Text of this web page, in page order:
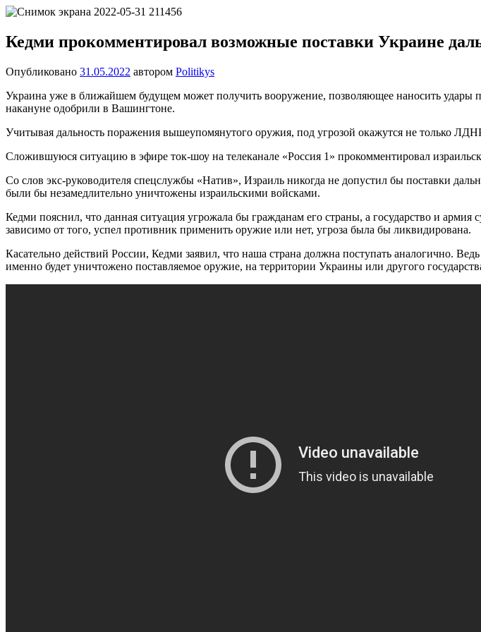
Перейти
содержимому
один
сайт
WordPress
Кедми прокомментировал возможные поставки Украине
Опубликовано 31.05.2022 автором Politikys
Украина уже в ближайшем будущем может получить вооружение, позволяющее наносить
накануне одобрили в Вашингтоне.
Учитывая дальность поражения вышеупомянутого оружия, под угрозой окажутся не только
Сложившуюся ситуацию в эфире ток-шоу на телеканале «Россия 1» прокомментировал
Со слов экс-руководителя спецслужбы «Натив», Израиль никогда не допустил бы поставки
были бы незамедлительно уничтожены израильскими войсками.
Кедми пояснил, что данная ситуация угрожала бы гражданам его страны, а государство и
зависимо от того, успел противник применить оружие или нет, угроза была бы ликвидирована.
Касательно действий России, Кедми заявил, что наша страна должна поступать аналогично.
именно будет уничтожено поставляемое оружие, на территории Украины или другого